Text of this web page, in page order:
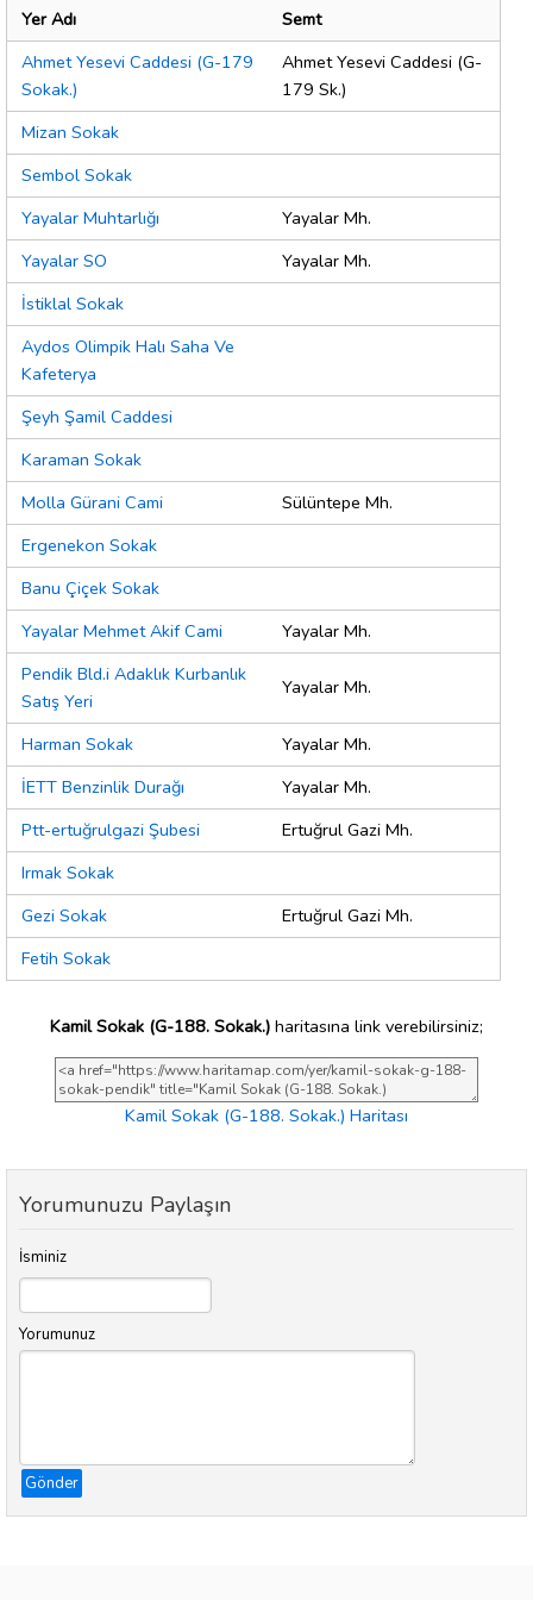
Yer Adı
Semt
Ahmet Yesevi Caddesi (G-179
Sokak.)
Ahmet Yesevi Caddesi (G-
179 Sk.)
Mizan Sokak
Sembol Sokak
Yayalar Muhtarlığı
Yayalar Mh.
Yayalar SO
Yayalar Mh.
İstiklal Sokak
Aydos Olimpik Halı Saha Ve
Kafeterya
Şeyh Şamil Caddesi
Karaman Sokak
Molla Gürani Cami
Sülüntepe Mh.
Ergenekon Sokak
Banu Çiçek Sokak
Yayalar Mehmet Akif Cami
Yayalar Mh.
Pendik Bld.i Adaklık Kurbanlık
Satış Yeri
Yayalar Mh.
Harman Sokak
Yayalar Mh.
İETT Benzinlik Durağı
Yayalar Mh.
Ptt-ertuğrulgazi Şubesi
Ertuğrul Gazi Mh.
Irmak Sokak
Gezi Sokak
Ertuğrul Gazi Mh.
Fetih Sokak
Kamil Sokak (G-188. Sokak.) haritasına link verebilirsiniz;
Kamil Sokak (G-188. Sokak.) Haritası
Yorumunuzu Paylaşın
İsminiz
Yorumunuz
Gönder